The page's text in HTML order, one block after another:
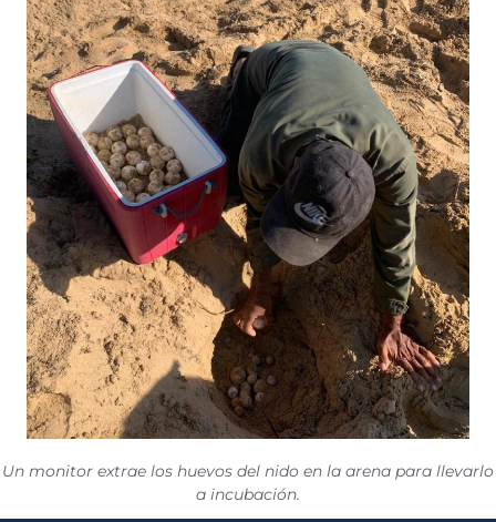
Un monitor extrae los huevos del nido en la arena para llevarlo
a incubación.